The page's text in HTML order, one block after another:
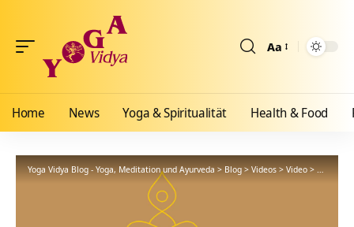
Aa
Home News Yoga & Spiritualität Health & Food
Yoga Vidya Blog - Yoga, Meditation und Ayurveda>Blog>Videos>Video>Welche